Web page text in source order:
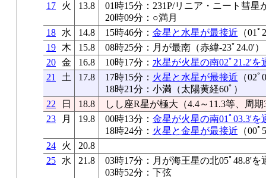
17
火 13.8
01時15分：231P/リニア・ニート彗星
20時09分：○満月
18
水 14.8 15時46分： 金星と水星が最接近 （01
19
木 15.8
08時25分：月が最南（赤緯-23ﾟ24.0'）
20 金 16.8 10時17分： 水星が火星の南02ﾟ21.2'を
21
土 17.8 17時15分： 火星と水星が最接近 （02
18時21分：小満（太陽黄経60ﾟ）
22
日 18.8
しし座R星が極大（4.4～11.3等、周期
23
月 19.8 00時13分： 金星が火星の南01ﾟ03.3'を
18時24分： 火星と金星が最接近 （00
24
火
20.8
25
水 21.8
03時17分：月が海王星の北05ﾟ48.8'を
03時52分：下弦